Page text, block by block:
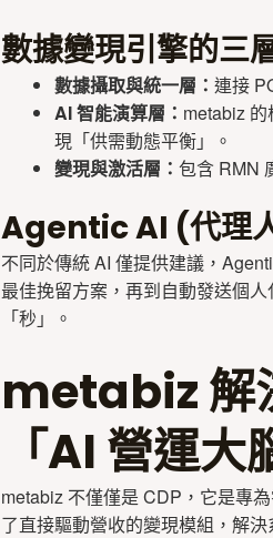
數據變現引擎的三
數據攝取與統一層： 連接
AI 智能演算層： metabiz
現「供需動態平衡」。
變現與激活層： 包含 RMN
Agentic AI (代理
不同於傳統 AI 僅提供建議，
最佳挽留方案，再到自動發送個
「秒」。
metabiz 解
「AI 營運大
metabiz 不僅僅是 CDP，它是專
了直接驅動營收的變現模組，解